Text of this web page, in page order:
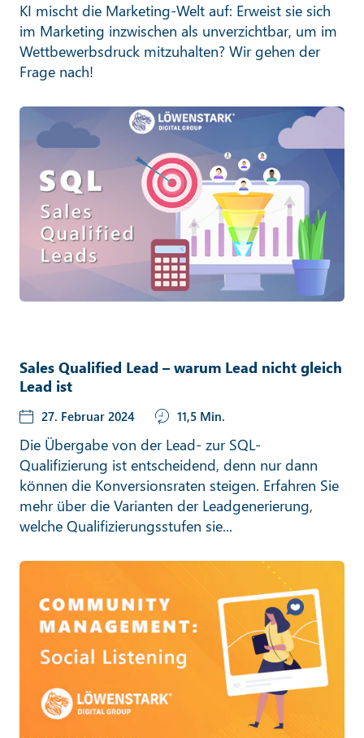
KI mischt die Marketing-Welt auf: Erweist sie sich
im Marketing inzwischen als unverzichtbar, um im
Wettbewerbsdruck mitzuhalten? Wir gehen der
Frage nach!
Sales Qualified Lead – warum Lead nicht gleich
Lead ist
27. Februar 2024 11,5 Min.
Die Übergabe von der Lead- zur SQL-
Qualifizierung ist entscheidend, denn nur dann
können die Konversionsraten steigen. Erfahren Sie
mehr über die Varianten der Leadgenerierung,
welche Qualifizierungsstufen sie...